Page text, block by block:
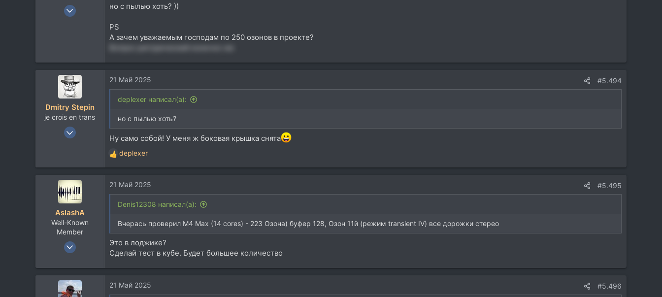
9 Янв 2012
но с пылью хоть? ))
PS
А зачем уважаемым господам по 250 озонов в проекте?
Dmitry Stepin
je crois en trans
12 Янв 2004
113
Москва
21 Май 2025 #5.494
deplexer написал(а):
но с пылью хоть?
Ну само собой! У меня ж боковая крышка снята
Р
е
к
ц
deplexer
AslashA
Well-Known
Member
17 Мар 2008
1.479
21 Май 2025 #5.495
Denis12308 написал(а):
Вчерась проверил M4 Max (14 cores) - 223 Озона) буфер 128, Озон 11й (режим transient IV) все дорожки стерео
Это в лоджике?
Сделай тест в кубе. Будет большее количество
21 Май 2025 #5.496